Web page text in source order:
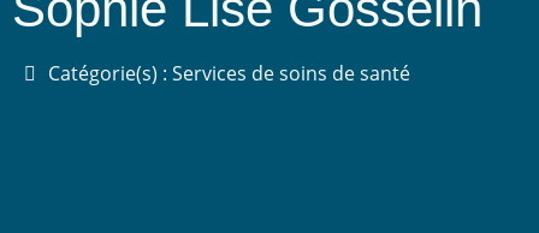
Catégorie(s) : Services de soins de santé